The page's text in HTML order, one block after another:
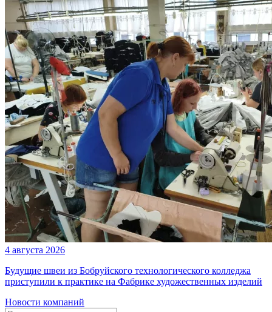
4 августа 2026
Будущие швеи из Бобруйского технологического колледжа
приступили к практике на Фабрике художественных изделий
Новости компаний